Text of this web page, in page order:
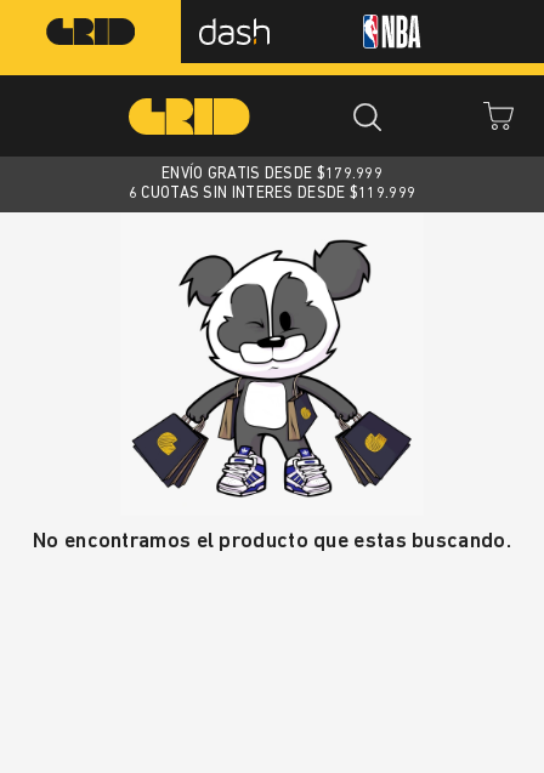
ENVÍO GRATIS DESDE $179.999
6 CUOTAS SIN INTERES DESDE $119.999
No encontramos el producto que estas buscando.